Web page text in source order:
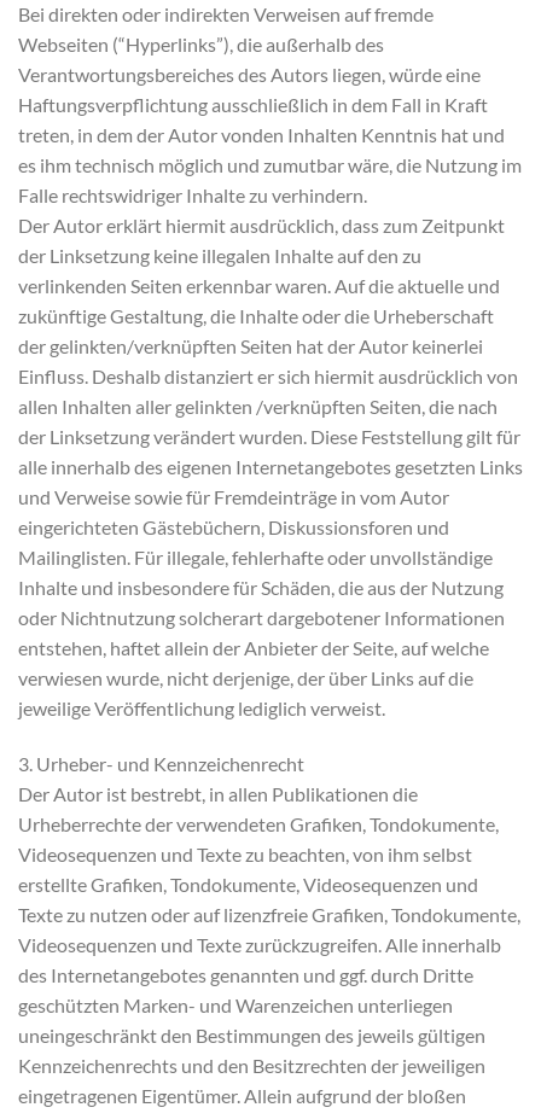
Bei direkten oder indirekten Verweisen auf fremde
Webseiten (“Hyperlinks”), die außerhalb des
Verantwortungsbereiches des Autors liegen, würde eine
Haftungsverpflichtung ausschließlich in dem Fall in Kraft
treten, in dem der Autor vonden Inhalten Kenntnis hat und
es ihm technisch möglich und zumutbar wäre, die Nutzung im
Falle rechtswidriger Inhalte zu verhindern.
Der Autor erklärt hiermit ausdrücklich, dass zum Zeitpunkt
der Linksetzung keine illegalen Inhalte auf den zu
verlinkenden Seiten erkennbar waren. Auf die aktuelle und
zukünftige Gestaltung, die Inhalte oder die Urheberschaft
der gelinkten/verknüpften Seiten hat der Autor keinerlei
Einfluss. Deshalb distanziert er sich hiermit ausdrücklich von
allen Inhalten aller gelinkten /verknüpften Seiten, die nach
der Linksetzung verändert wurden. Diese Feststellung gilt für
alle innerhalb des eigenen Internetangebotes gesetzten Links
und Verweise sowie für Fremdeinträge in vom Autor
eingerichteten Gästebüchern, Diskussionsforen und
Mailinglisten. Für illegale, fehlerhafte oder unvollständige
Inhalte und insbesondere für Schäden, die aus der Nutzung
oder Nichtnutzung solcherart dargebotener Informationen
entstehen, haftet allein der Anbieter der Seite, auf welche
verwiesen wurde, nicht derjenige, der über Links auf die
jeweilige Veröffentlichung lediglich verweist.
3. Urheber- und Kennzeichenrecht
Der Autor ist bestrebt, in allen Publikationen die
Urheberrechte der verwendeten Grafiken, Tondokumente,
Videosequenzen und Texte zu beachten, von ihm selbst
erstellte Grafiken, Tondokumente, Videosequenzen und
Texte zu nutzen oder auf lizenzfreie Grafiken, Tondokumente,
Videosequenzen und Texte zurückzugreifen. Alle innerhalb
des Internetangebotes genannten und ggf. durch Dritte
geschützten Marken- und Warenzeichen unterliegen
uneingeschränkt den Bestimmungen des jeweils gültigen
Kennzeichenrechts und den Besitzrechten der jeweiligen
eingetragenen Eigentümer. Allein aufgrund der bloßen